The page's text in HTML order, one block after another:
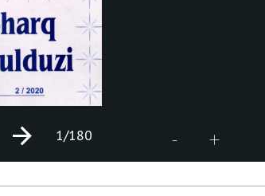
- +
1/180